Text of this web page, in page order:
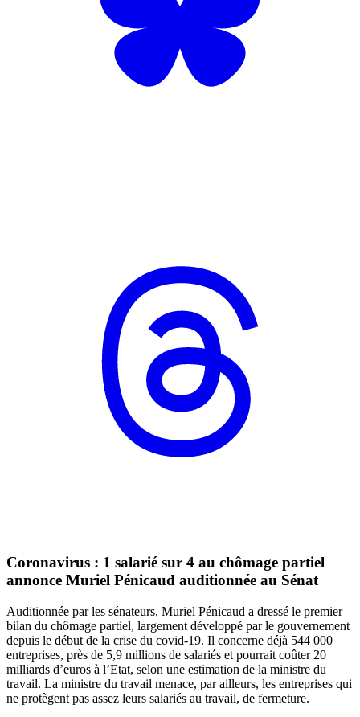
Coronavirus : 1 salarié sur 4 au chômage partiel
annonce Muriel Pénicaud auditionnée au Sénat
Auditionnée par les sénateurs, Muriel Pénicaud a dressé le premier
bilan du chômage partiel, largement développé par le gouvernement
depuis le début de la crise du covid-19. Il concerne déjà 544 000
entreprises, près de 5,9 millions de salariés et pourrait coûter 20
milliards d’euros à l’Etat, selon une estimation de la ministre du
travail. La ministre du travail menace, par ailleurs, les entreprises qui
ne protègent pas assez leurs salariés au travail, de fermeture.